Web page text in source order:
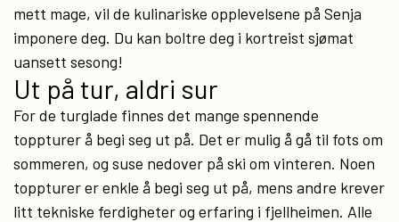
mett mage, vil de kulinariske opplevelsene på Senja
imponere deg. Du kan boltre deg i kortreist sjømat
uansett sesong!
Ut på tur, aldri sur
For de turglade finnes det mange spennende
toppturer å begi seg ut på. Det er mulig å gå til fots om
sommeren, og suse nedover på ski om vinteren. Noen
toppturer er enkle å begi seg ut på, mens andre krever
litt tekniske ferdigheter og erfaring i fjellheimen. Alle